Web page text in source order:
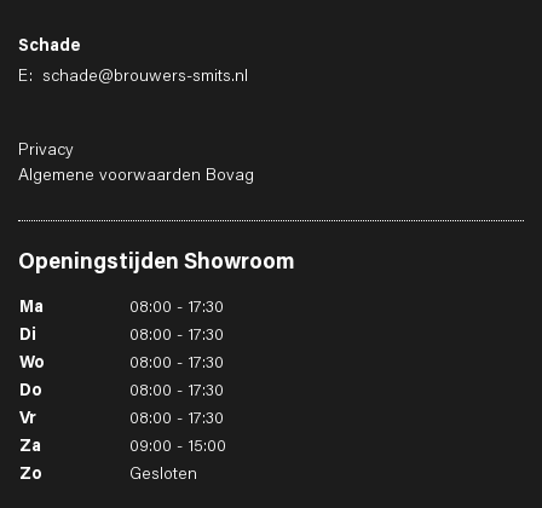
Schade
E: schade@brouwers-smits.nl
Privacy
Algemene voorwaarden Bovag
Openingstijden Showroom
Ma
08:00 - 17:30
Di
08:00 - 17:30
Wo
08:00 - 17:30
Do
08:00 - 17:30
Vr
08:00 - 17:30
Za
09:00 - 15:00
Zo
Gesloten